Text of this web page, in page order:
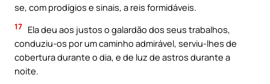
se, com prodígios e sinais, a reis formidáveis.
17 Ela deu aos justos o galardão dos seus trabalhos,
conduziu-os por um caminho admirável, serviu-lhes de
cobertura durante o dia, e de luz de astros durante a
noite.